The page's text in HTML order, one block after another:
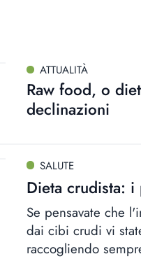
ATTUALITÀ
Raw food, o
declinazioni
SALUTE
Dieta crudista:
Se pensavate che
dai cibi crudi vi
raccogliendo